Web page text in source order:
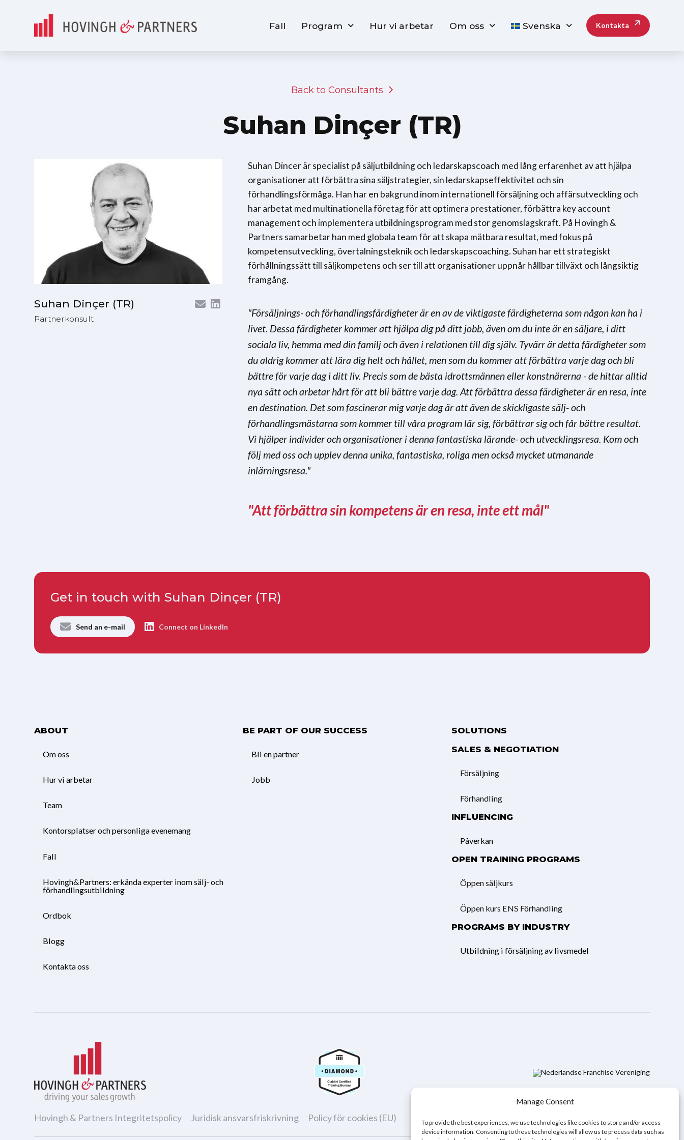
Manage Consent
To provide the best experiences, we use technologies like cookies to store and/or access
device information. Consenting to these technologies will allow us to process data such as
Fall Program Hur vi arbetar Om oss Svenska Kontakta
Back to Consultants
Suhan Dinçer (TR)
Suhan Dinçer (TR)
Partnerkonsult
Suhan Dincer är specialist på säljutbildning och ledarskapscoach med lång erfarenhet av att hjälpa
organisationer att förbättra sina säljstrategier, sin ledarskapseffektivitet och sin
förhandlingsförmåga. Han har en bakgrund inom internationell försäljning och affärsutveckling och
har arbetat med multinationella företag för att optimera prestationer, förbättra key account
management och implementera utbildningsprogram med stor genomslagskraft. På Hovingh &
Partners samarbetar han med globala team för att skapa mätbara resultat, med fokus på
kompetensutveckling, övertalningsteknik och ledarskapscoaching. Suhan har ett strategiskt
förhållningssätt till säljkompetens och ser till att organisationer uppnår hållbar tillväxt och långsiktig
framgång.
"Försäljnings- och förhandlingsfärdigheter är en av de viktigaste färdigheterna som någon kan ha i
livet. Dessa färdigheter kommer att hjälpa dig på ditt jobb, även om du inte är en säljare, i ditt
sociala liv, hemma med din familj och även i relationen till dig själv. Tyvärr är detta färdigheter som
du aldrig kommer att lära dig helt och hållet, men som du kommer att förbättra varje dag och bli
bättre för varje dag i ditt liv. Precis som de bästa idrottsmännen eller konstnärerna - de hittar alltid
nya sätt och arbetar hårt för att bli bättre varje dag. Att förbättra dessa färdigheter är en resa, inte
en destination. Det som fascinerar mig varje dag är att även de skickligaste sälj- och
förhandlingsmästarna som kommer till våra program lär sig, förbättrar sig och får bättre resultat.
Vi hjälper individer och organisationer i denna fantastiska lärande- och utvecklingsresa. Kom och
följ med oss och upplev denna unika, fantastiska, roliga men också mycket utmanande
inlärningsresa."
"Att förbättra sin kompetens är en resa, inte ett mål"
Get in touch with Suhan Dinçer (TR)
Send an e-mail Connect on LinkedIn
ABOUT
Om oss
Hur vi arbetar
Team
Kontorsplatser och personliga evenemang
Fall
Hovingh&Partners: erkända experter inom sälj- och
förhandlingsutbildning
Ordbok
Blogg
Kontakta oss
BE PART OF OUR SUCCESS
Bli en partner
Jobb
SOLUTIONS
SALES & NEGOTIATION
Försäljning
Förhandling
INFLUENCING
Påverkan
OPEN TRAINING PROGRAMS
Öppen säljkurs
Öppen kurs ENS Förhandling
PROGRAMS BY INDUSTRY
Utbildning i försäljning av livsmedel
Hovingh & Partners Integritetspolicy Juridisk ansvarsfriskrivning Policy för cookies (EU)